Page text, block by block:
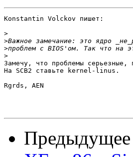
Konstantin Volckov пишет:
>
>
>
>
Замечу, что проблемы
На SCB2 ставьте kernel-linus.
Rgrds, AEN